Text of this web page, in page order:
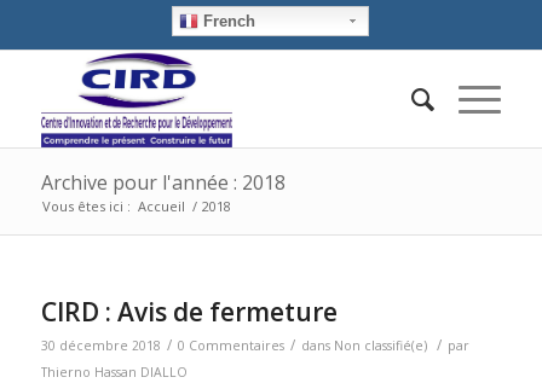
French
Archive pour l'année : 2018
Vous êtes ici : Accueil / 2018
CIRD : Avis de fermeture
30 décembre 2018 / 0 Commentaires / dans Non classifié(e) / par
Thierno Hassan DIALLO